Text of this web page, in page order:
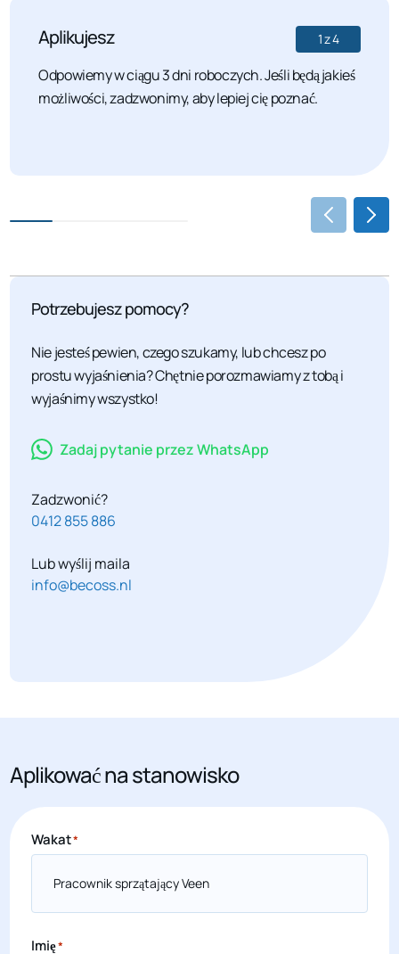
Aplikujesz
Odpowiemy w ciągu 3 dni roboczych. Jeśli będą jakieś
możliwości, zadzwonimy, aby lepiej cię poznać.
1z4
Potrzebujesz pomocy?
Nie jesteś pewien, czego szukamy, lub chcesz po
prostu wyjaśnienia? Chętnie porozmawiamy z tobą i
wyjaśnimy wszystko!
Zadaj pytanie przez WhatsApp
Zadzwonić?
0412 855 886
Lub wyślij maila
info@becoss.nl
Aplikować na stanowisko
Wakat*
Imię*